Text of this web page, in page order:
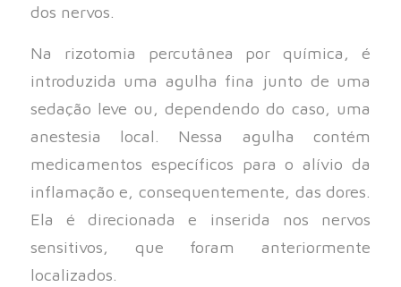
dos nervos.
Na rizotomia percutânea por química, é
introduzida uma agulha fina junto de uma
sedação leve ou, dependendo do caso, uma
anestesia local. Nessa agulha contém
medicamentos específicos para o alívio da
inflamação e, consequentemente, das dores.
Ela é direcionada e inserida nos nervos
sensitivos, que foram anteriormente
localizados.